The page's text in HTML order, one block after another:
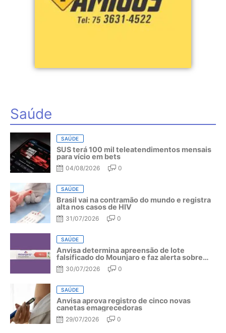
Saúde
SAÚDE
SUS terá 100 mil teleatendimentos mensais
para vício em bets
04/08/2026 0
SAÚDE
Brasil vai na contramão do mundo e registra
alta nos casos de HIV
31/07/2026 0
SAÚDE
Anvisa determina apreensão de lote
falsificado do Mounjaro e faz alerta sobre
riscos do medicamento
30/07/2026 0
SAÚDE
Anvisa aprova registro de cinco novas
canetas emagrecedoras
29/07/2026 0